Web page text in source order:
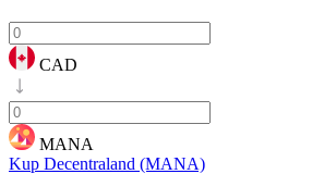
CAD
MANA
Kup Decentraland (MANA)